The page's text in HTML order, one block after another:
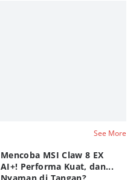
See More
Mencoba MSI Claw 8 EX
AI+! Performa Kuat, dan...